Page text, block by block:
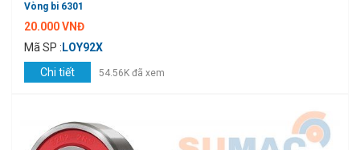
Vòng bi 6301
20.000 VNĐ
Mã SP : LOY92X
Chi tiết
54.56K đã xem